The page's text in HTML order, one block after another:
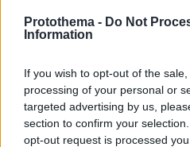
Protothema - Do Not
Information
If you wish to opt-out of the
processing of your personal or
targeted advertising by us,
section to confirm your
opt-out request is processed
Χειροκίνητα θα πρέπει
(ακίνητα, μεταφορικά
βρίσκονται στην
πολύτιμα μέταλλα (σε
και εξαγοράσιμα